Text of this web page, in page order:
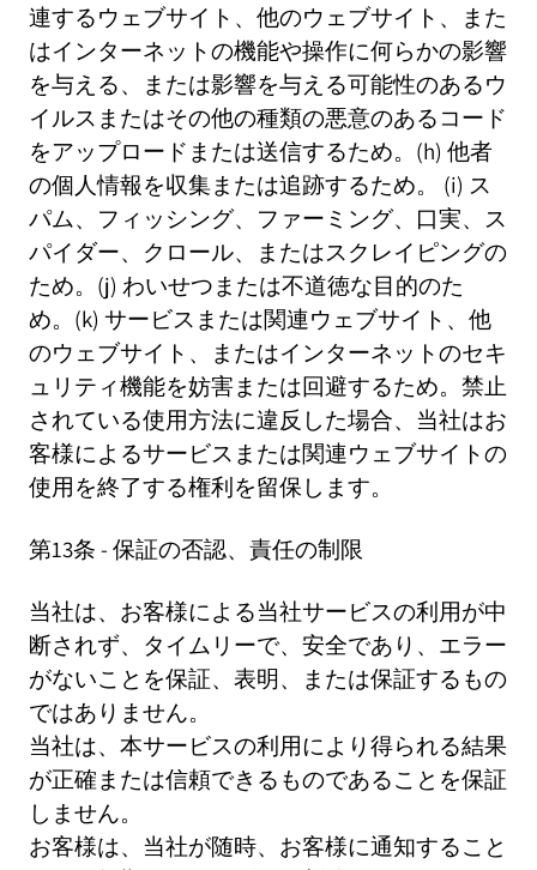
連するウェブサイト、他のウェブサイト、また
はインターネットの機能や操作に何らかの影響
を与える、または影響を与える可能性のあるウ
イルスまたはその他の種類の悪意のあるコード
をアップロードまたは送信するため。(h) 他者
の個人情報を収集または追跡するため。 (i) ス
パム、フィッシング、ファーミング、口実、ス
パイダー、クロール、またはスクレイピングの
ため。(j) わいせつまたは不道徳な目的のた
め。(k) サービスまたは関連ウェブサイト、他
のウェブサイト、またはインターネットのセキ
ュリティ機能を妨害または回避するため。禁止
されている使用方法に違反した場合、当社はお
客様によるサービスまたは関連ウェブサイトの
使用を終了する権利を留保します。
第13条 - 保証の否認、責任の制限
当社は、お客様による当社サービスの利用が中
断されず、タイムリーで、安全であり、エラー
がないことを保証、表明、または保証するもの
ではありません。
当社は、本サービスの利用により得られる結果
が正確または信頼できるものであることを保証
しません。
お客様は、当社が随時、お客様に通知すること